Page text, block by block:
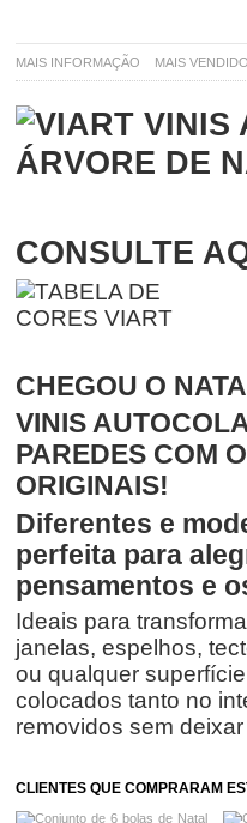
MAIS INFORMAÇÃO MAIS
CONSULTE
CHEGOU O
VINIS
PAREDES COM
ORIGINAIS!
Diferentes e
perfeita para
pensamentos e
Ideais para
janelas, espelhos,
ou qualquer
colocados tanto no
removidos sem
CLIENTES QUE COMPRARAM